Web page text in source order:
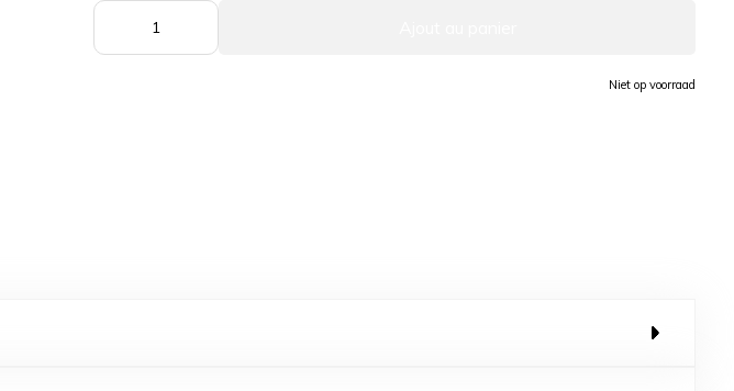
Niet op voorraad